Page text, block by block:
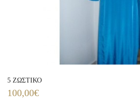
5 ΖΩΣΤΙΚΟ
100,00€